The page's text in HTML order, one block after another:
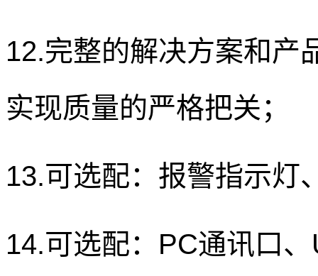
12.完整的解决方案和产
实现质量的严格把关；
13.可选配：报警指示灯
14.可选配： PC通讯口、